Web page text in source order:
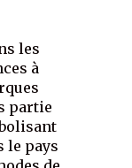
les
à
partie
le pays